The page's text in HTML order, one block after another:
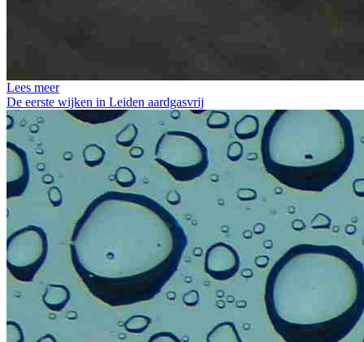
Lees meer
De eerste wijken in Leiden aardgasvrij